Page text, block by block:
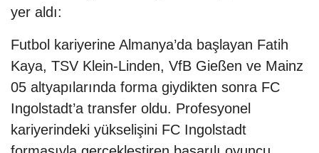
yer aldı:
Futbol kariyerine Almanya’da başlayan Fatih
Kaya, TSV Klein-Linden, VfB Gießen ve Mainz
05 altyapılarında forma giydikten sonra FC
Ingolstadt’a transfer oldu. Profesyonel
kariyerindeki yükselişini FC Ingolstadt